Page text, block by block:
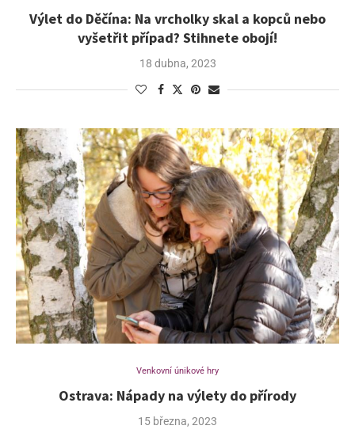
Výlet do Děčína: Na vrcholky skal a kopců nebo
vyšetřit případ? Stihnete obojí!
18 dubna, 2023
Venkovní únikové hry
Ostrava: Nápady na výlety do přírody
15 března, 2023